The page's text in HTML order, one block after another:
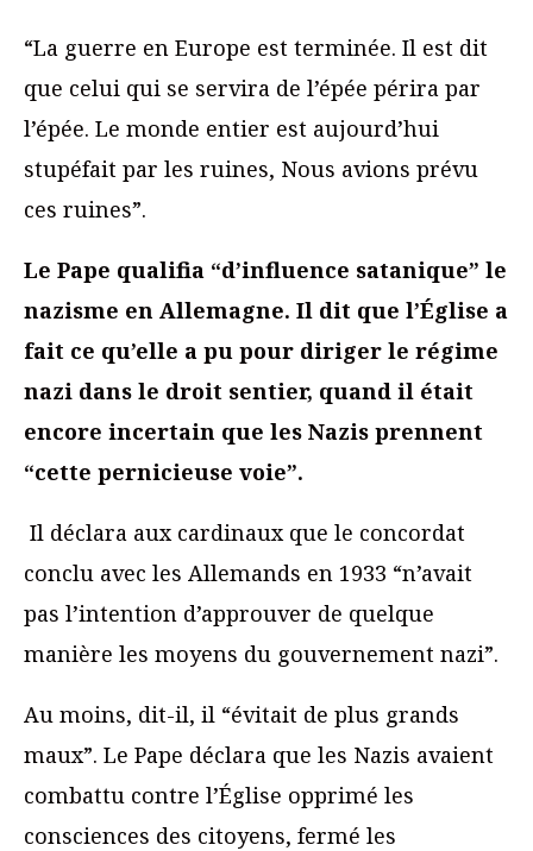
“La guerre en Europe est terminée. Il est dit
que celui qui se servira de l’épée périra par
l’épée. Le monde entier est aujourd’hui
stupéfait par les ruines, Nous avions prévu
ces ruines”.
Le Pape qualifia “d’influence satanique” le
nazisme en Allemagne. Il dit que l’Église a
fait ce qu’elle a pu pour diriger le régime
nazi dans le droit sentier, quand il était
encore incertain que les Nazis prennent
“cette pernicieuse voie”.
Il déclara aux cardinaux que le concordat
conclu avec les Allemands en 1933 “n’avait
pas l’intention d’approuver de quelque
manière les moyens du gouvernement nazi”.
Au moins, dit-il, il “évitait de plus grands
maux”. Le Pape déclara que les Nazis avaient
combattu contre l’Église opprimé les
consciences des citoyens, fermé les